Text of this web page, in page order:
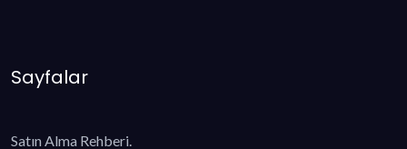
Sayfalar
Satın Alma Rehberi.